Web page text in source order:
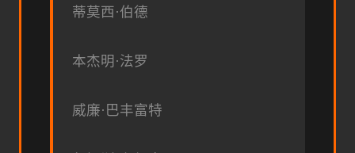
蒂莫西·伯德
本杰明·法罗
威廉·巴丰富特